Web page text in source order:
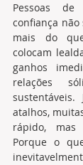
Pessoas
confiança não
mais do
colocam
ganhos
relações
atalhos,
rápido, mas
Porque o